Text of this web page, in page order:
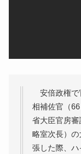
安倍政権で
相補佐官（
省大臣官房
略室次長）
張した際、